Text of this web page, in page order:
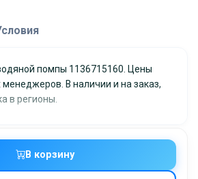
В корзину
менеджеров. В наличии и на заказ,
в регионы.
г. Екатеринбург, ул
стр 9
осуществляется в течение 2-х
оплаты и отправляются через UPS